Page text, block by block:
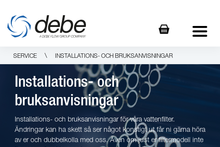
SERVICE \ INSTALLATIONS- OCH BRUKSANVISNINGAR
Installations- och
bruksanvisningar
Installations- och bruksanvisningar för våra vattenfilter.
Ändringar kan ha skett så ser något konstigt ut får ni gärna höra
av er och dubbelkolla med oss. Även om just er filtermodell inte